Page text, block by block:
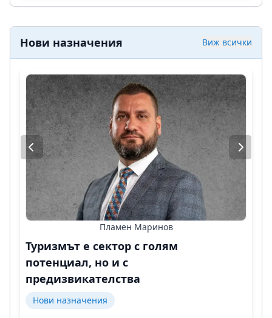
Нови назначения Виж всички
Пламен Маринов
Туризмът е сектор с голям
потенциал, но и с
предизвикателства
Нови назначения